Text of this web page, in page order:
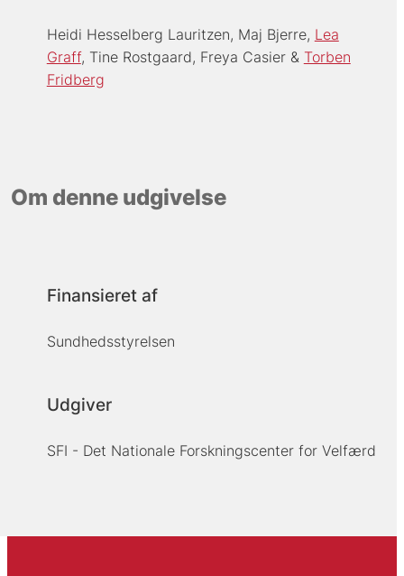
Heidi Hesselberg Lauritzen Maj Bjerre Lea
Graff Tine Rostgaard Freya Casier
Torben
Fridberg
Om denne udgivelse
Finansieret af
Sundhedsstyrelsen
Udgiver
SFI - Det Nationale Forskningscenter for Velfærd